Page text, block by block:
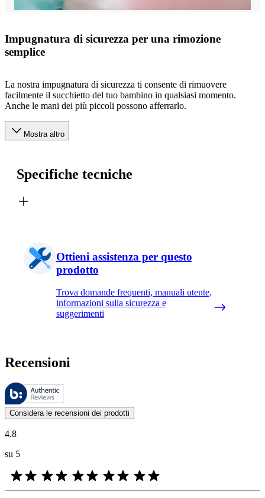
Impugnatura di sicurezza per una rimozione
semplice
La nostra impugnatura di sicurezza ti consente di rimuovere
facilmente il succhietto del tuo bambino in qualsiasi momento.
Anche le mani dei più piccoli possono afferrarlo.
Mostra altro
Specifiche tecniche
Ottieni assistenza per questo
prodotto
Trova domande frequenti, manuali utente,
informazioni sulla sicurezza e
suggerimenti
Recensioni
Queste recensioni sono gestite da Bazaarvoice e sono conformi
Le valutazioni dei prodotti e le classificazioni in stelle da parte degli
Considera le recensioni dei prodotti
4.8
su 5